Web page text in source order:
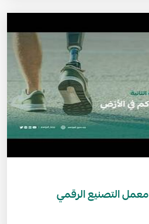
التصنيع الرقمي